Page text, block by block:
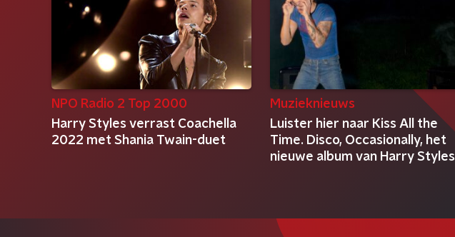
NPO Radio 2 Top 2000
Harry Styles verrast Coachella
2022 met Shania Twain-duet
Muzieknieuws
Luister hier naar Kiss All the
Time. Disco, Occasionally, het
nieuwe album van Harry Styles